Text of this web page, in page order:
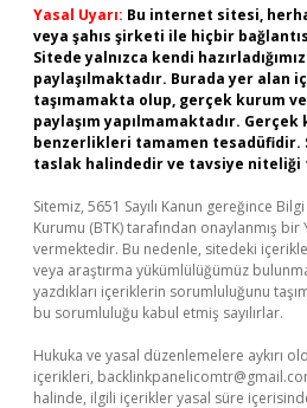
Yasal Uyarı: Bu internet sitesi,
veya şahıs şirketi ile hiçbir
Sitede yalnızca kendi
paylaşılmaktadır. Burada yer alan
taşımamakta olup, gerçek kurum
paylaşım yapılmamaktadır.
benzerlikleri tamamen
taslak halindedir ve tavsiye niteliği
Sitemiz, 5651 Sayılı Kanun gereğince
Kurumu (BTK) tarafından onaylanmış bir
vermektedir. Bu nedenle, sitedeki
veya araştırma yükümlülüğümüz
yazdıkları içeriklerin sorumluluğunu
bu sorumluluğu kabul etmiş sayılırlar.
Hukuka ve yasal düzenlemelere aykırı
içerikleri,
halinde, ilgili içerikler yasal süre